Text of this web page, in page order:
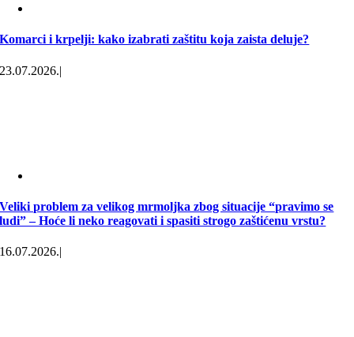
Komarci i krpelji: kako izabrati zaštitu koja zaista deluje?
23.07.2026.|
Veliki problem za velikog mrmoljka zbog situacije “pravimo se
ludi” – Hoće li neko reagovati i spasiti strogo zaštićenu vrstu?
16.07.2026.|